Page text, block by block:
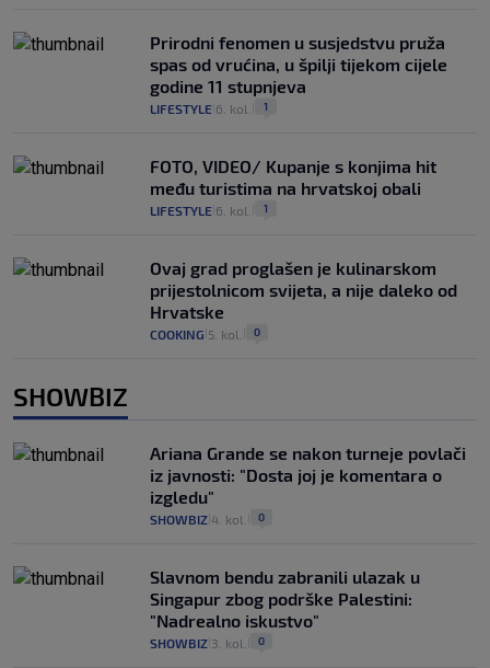
Prirodni fenomen u susjedstvu pruža
spas od vrućina, u špilji tijekom cijele
godine 11 stupnjeva
LIFESTYLE 6. kol. 1
FOTO, VIDEO/ Kupanje s konjima hit
među turistima na hrvatskoj obali
LIFESTYLE 6. kol. 1
Ovaj grad proglašen je kulinarskom
prijestolnicom svijeta, a nije daleko od
Hrvatske
COOKING 5. kol. 0
SHOWBIZ
Ariana Grande se nakon turneje povlači
iz javnosti: "Dosta joj je komentara o
izgledu"
SHOWBIZ 4. kol. 0
Slavnom bendu zabranili ulazak u
Singapur zbog podrške Palestini:
"Nadrealno iskustvo"
SHOWBIZ 3. kol. 0